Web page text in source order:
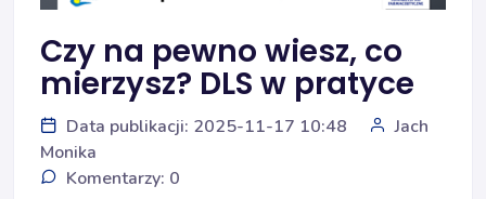
Czy na pewno wiesz, co
mierzysz? DLS w pratyce
Data publikacji: 2025-11-17 10:48
Jach
Monika
Komentarzy: 0